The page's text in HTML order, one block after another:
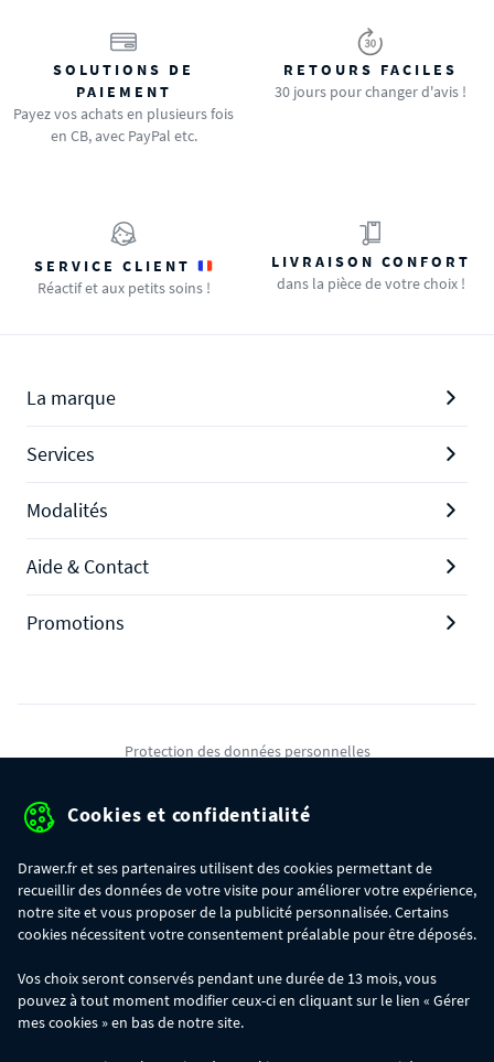
SOLUTIONS DE
PAIEMENT
Payez vos achats en plusieurs fois
en CB, avec PayPal etc.
RETOURS FACILES
30 jours pour changer d'avis !
SERVICE CLIENT
Réactif et aux petits soins !
LIVRAISON CONFORT
dans la pièce de votre choix !
La marque
Services
Modalités
Aide & Contact
Promotions
Protection des données personnelles
Gérer mes cookies
commande :
- 30€ sur votre commande dès 300€ d'achat, avec le code BIKINI30
- 50€ sur votre commande dès 500€ d'achat, avec le code BIKINI50
Cookies et confidentialité
Drawer.fr et ses partenaires utilisent des cookies permettant de
recueillir des données de votre visite pour améliorer votre expérience,
notre site et vous proposer de la publicité personnalisée. Certains
cookies nécessitent votre consentement préalable pour être déposés.
Vos choix seront conservés pendant une durée de 13 mois, vous
pouvez à tout moment modifier ceux-ci en cliquant sur le lien « Gérer
mes cookies » en bas de notre site.